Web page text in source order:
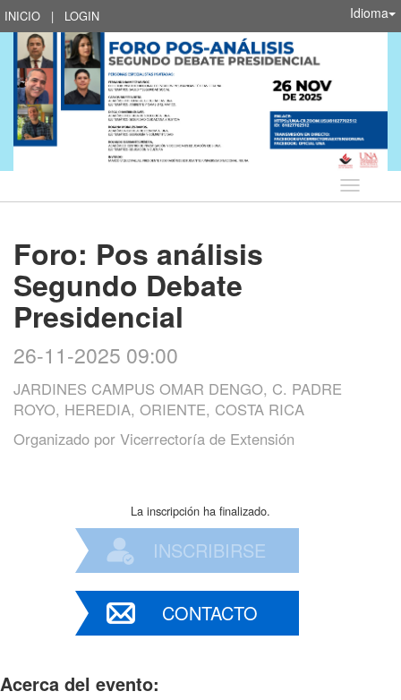
INICIO | LOGIN Idioma
Idioma
Foro: Pos análisis
Segundo Debate
Presidencial
26-11-2025 09:00
JARDINES CAMPUS OMAR DENGO, C. PADRE
ROYO, HEREDIA, ORIENTE, COSTA RICA
Organizado por Vicerrectoría de Extensión
La inscripción ha finalizado.
INSCRIBIRSE
CONTACTO
Acerca del evento: